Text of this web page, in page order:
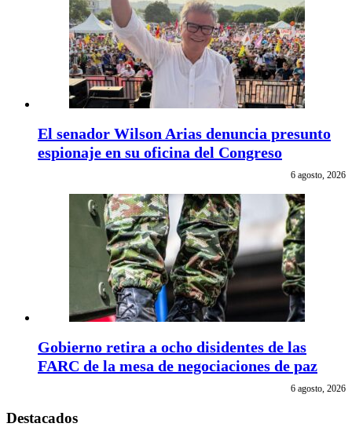
El senador Wilson Arias denuncia presunto
espionaje en su oficina del Congreso
6 agosto, 2026
Gobierno retira a ocho disidentes de las
FARC de la mesa de negociaciones de paz
6 agosto, 2026
Destacados